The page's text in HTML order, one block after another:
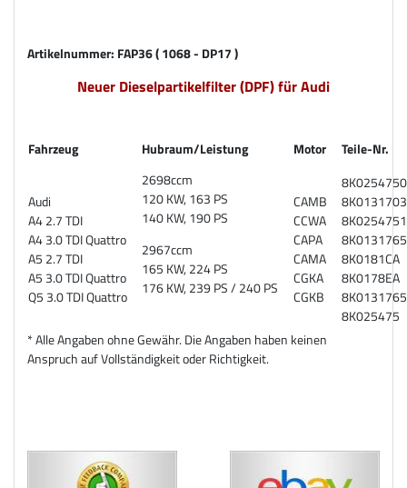
Artikelnummer: FAP36 ( 1068 - DP17 )
Neuer Dieselpartikelfilter (DPF) für Audi
Fahrzeug Hubraum/Leistung Motor Teile-Nr.
Audi
A4 2.7 TDI
A4 3.0 TDI Quattro
A5 2.7 TDI
A5 3.0 TDI Quattro
Q5 3.0 TDI Quattro
2698ccm
120 KW, 163 PS
140 KW, 190 PS
2967ccm
165 KW, 224 PS
176 KW, 239 PS / 240 PS
CAMB
CCWA
CAPA
CAMA
CGKA
CGKB
8K0181CA
8K0178EA
8K025475
* Alle Angaben ohne Gewähr. Die Angaben haben keinen
Anspruch auf Vollständigkeit oder Richtigkeit.